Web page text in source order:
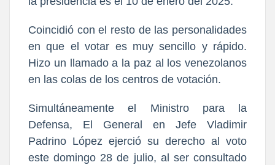
Coincidió con el resto de las personalidades
en que el votar es muy sencillo y rápido.
Hizo un llamado a la paz al los venezolanos
en las colas de los centros de votación.
Simultáneamente el Ministro para la
Defensa, El General en Jefe Vladimir
Padrino López ejerció su derecho al voto
este domingo 28 de julio, al ser consultado